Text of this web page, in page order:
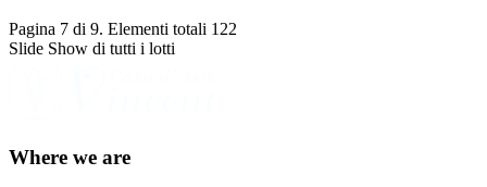
Pagina 7 di 9. Elementi totali 122
Slide Show di tutti i lotti
Where we are